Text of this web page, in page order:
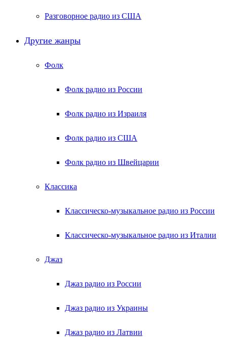
Разговорное радио из США
Другие жанры
Фолк
Фолк радио из России
Фолк радио из Израиля
Фолк радио из США
Фолк радио из Швейцарии
Классика
Классическо-музыкальное радио из России
Классическо-музыкальное радио из Италии
Джаз
Джаз радио из России
Джаз радио из Украины
Джаз радио из Латвии